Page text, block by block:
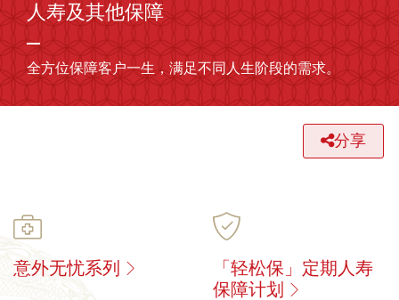
人寿及其他保障
全方位保障客户一生，满足不同人生阶段的需求。
分享
意外无忧系列
「轻松保」定期人寿
保障计划